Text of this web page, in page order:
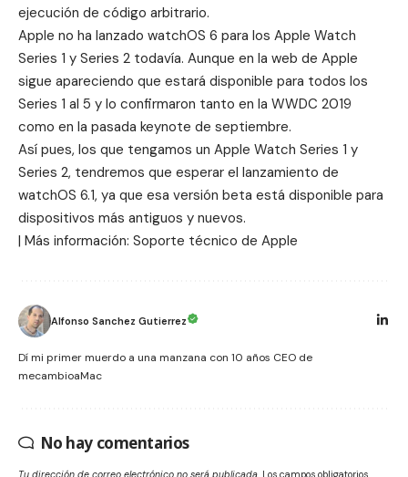
ejecución de código arbitrario.
Apple no ha lanzado watchOS 6 para los Apple Watch
Series 1 y Series 2 todavía. Aunque en la web de Apple
sigue apareciendo que estará disponible para todos los
Series 1 al 5 y lo confirmaron tanto en la WWDC 2019
como en la pasada keynote de septiembre.
Así pues, los que tengamos un Apple Watch Series 1 y
Series 2, tendremos que esperar el lanzamiento de
watchOS 6.1, ya que esa versión beta está disponible para
dispositivos más antiguos y nuevos.
| Más información: Soporte técnico de Apple
Alfonso Sanchez Gutierrez
Dí mi primer muerdo a una manzana con 10 años CEO de
mecambioaMac
No hay comentarios